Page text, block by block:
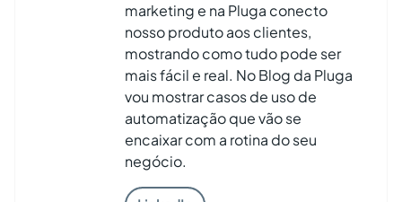
marketing e na Pluga conecto
nosso produto aos clientes,
mostrando como tudo pode ser
mais fácil e real. No Blog da Pluga
vou mostrar casos de uso de
automatização que vão se
encaixar com a rotina do seu
negócio.